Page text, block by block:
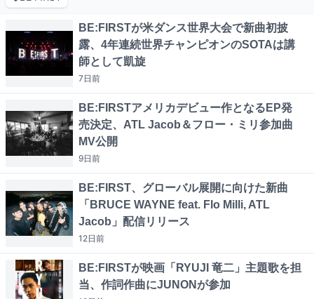
BE:FIRSTが米ダンス世界大会で新曲初披
露、4年連続世界チャンピオンのSOTAは講
師として凱旋
7日前
BE:FIRSTアメリカデビュー作となるEP発
売決定、ATL Jacob＆フロー・ミリ参加曲
MV公開
9日前
BE:FIRST、グローバル展開に向けた新曲
「BRUCE WAYNE feat. Flo Milli, ATL
Jacob」配信リリース
12日前
BE:FIRSTが映画「RYUJI 竜二」主題歌を担
当、作詞作曲にJUNONが参加